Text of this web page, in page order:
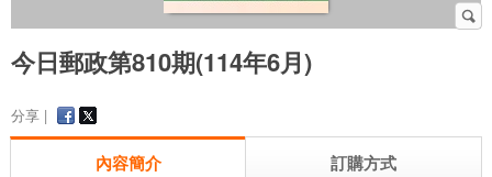
今日郵政第810期(114年6月)
分享 |
內容簡介 訂購方式